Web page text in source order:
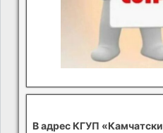
В адрес КГУП